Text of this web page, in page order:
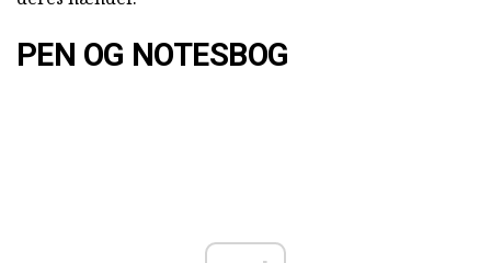
PEN OG NOTESBOG